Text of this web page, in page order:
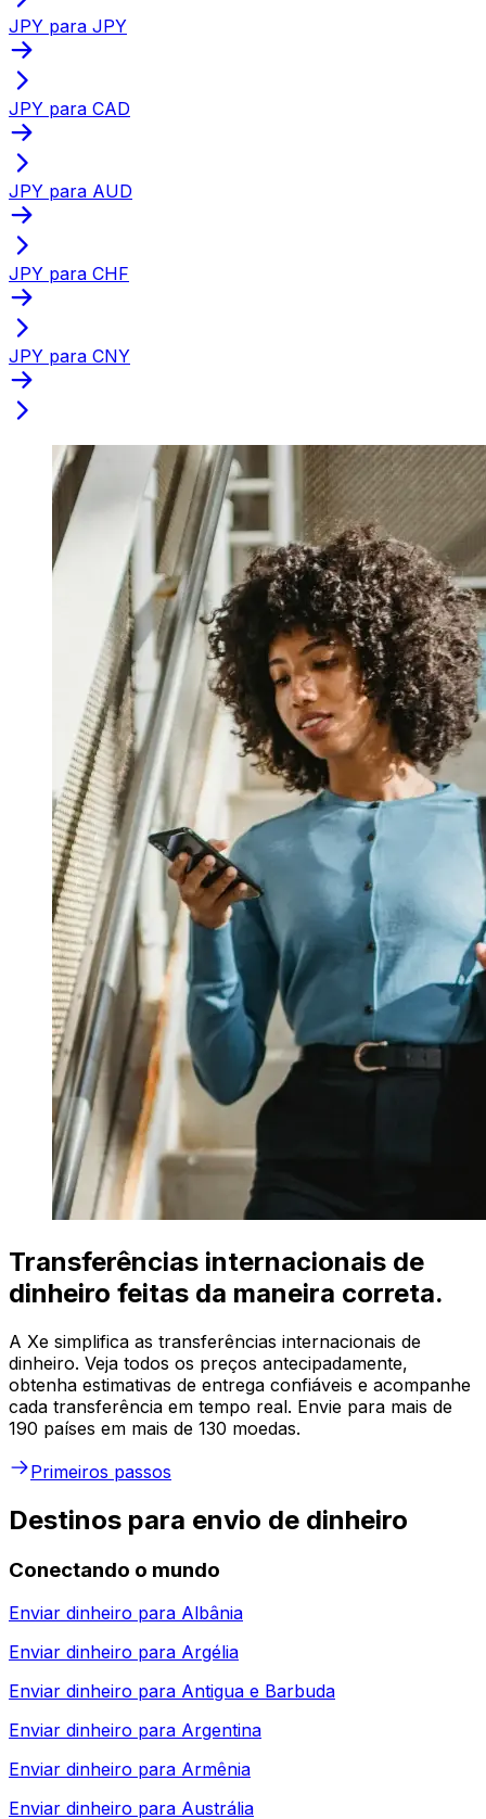
JPY para JPY
JPY para CAD
JPY para AUD
JPY para CHF
JPY para CNY
Transferências internacionais de
dinheiro feitas da maneira correta.
A Xe simplifica as transferências internacionais de
dinheiro. Veja todos os preços antecipadamente,
obtenha estimativas de entrega confiáveis e acompanhe
cada transferência em tempo real. Envie para mais de
190 países em mais de 130 moedas.
Primeiros passos
Destinos para envio de dinheiro
Conectando o mundo
Enviar dinheiro para Albânia
Enviar dinheiro para Argélia
Enviar dinheiro para Antigua e Barbuda
Enviar dinheiro para Argentina
Enviar dinheiro para Armênia
Enviar dinheiro para Austrália